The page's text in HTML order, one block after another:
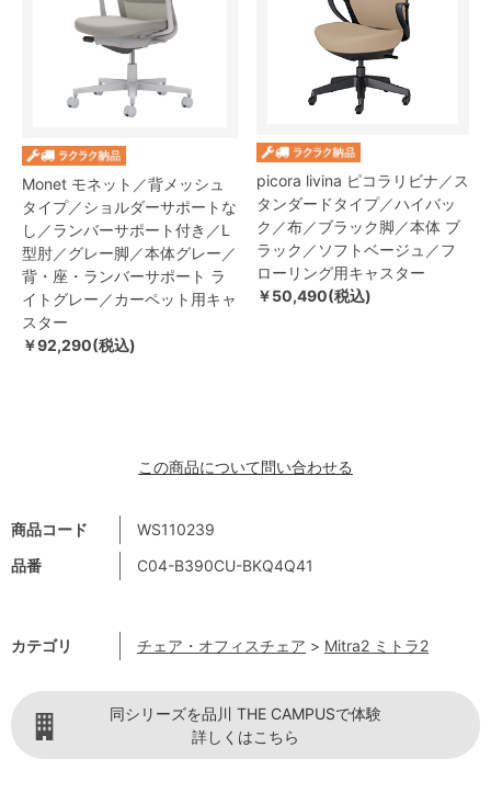
商品コード
WS110239
品番
C04-B390CU-BKQ4Q41
カテゴリ チェア・オフィスチェア > Mitra2 ミトラ2
Monet モネット／背メッシュ
タイプ／ショルダーサポートな
し／ランバーサポート付き／L
型肘／グレー脚／本体グレー／
背・座・ランバーサポート ラ
イトグレー／カーペット用キャ
スター
￥92,290(税込)
picora livina ピコラリビナ／ス
タンダードタイプ／ハイバッ
ク／布／ブラック脚／本体 ブ
ラック／ソフトベージュ／フ
ローリング用キャスター
￥50,490(税込)
この商品について問い合わせる
同シリーズを品川 THE CAMPUSで体験
詳しくはこちら